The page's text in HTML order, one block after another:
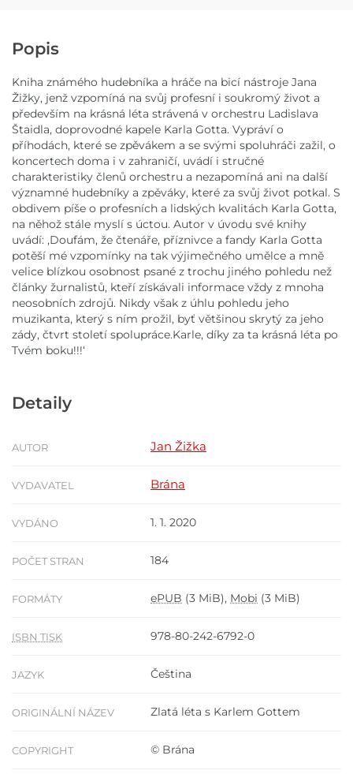
Popis
Kniha známého hudebníka a hráče na bicí nástroje Jana
Žižky, jenž vzpomíná na svůj profesní i soukromý život a
především na krásná léta strávená v orchestru Ladislava
Štaidla, doprovodné kapele Karla Gotta. Vypráví o
příhodách, které se zpěvákem a se svými spoluhráči zažil, o
koncertech doma i v zahraničí, uvádí i stručné
charakteristiky členů orchestru a nezapomíná ani na další
významné hudebníky a zpěváky, které za svůj život potkal. S
obdivem píše o profesních a lidských kvalitách Karla Gotta,
na něhož stále myslí s úctou. Autor v úvodu své knihy
uvádí: ,Doufám, že čtenáře, příznivce a fandy Karla Gotta
potěší mé vzpomínky na tak výjimečného umělce a mně
velice blízkou osobnost psané z trochu jiného pohledu než
články žurnalistů, kteří získávali informace vždy z mnoha
neosobních zdrojů. Nikdy však z úhlu pohledu jeho
muzikanta, který s ním prožil, byť většinou skrytý za jeho
zády, čtvrt století spolupráce.Karle, díky za ta krásná léta po
Tvém boku!!!‘
Detaily
AUTOR Jan Žižka
VYDAVATEL Brána
VYDÁNO 1. 1. 2020
POČET STRAN 184
FORMÁTY ePUB (3 MiB), Mobi (3 MiB)
ISBN TISK 978-80-242-6792-0
JAZYK Čeština
ORIGINÁLNÍ NÁZEV Zlatá léta s Karlem Gottem
COPYRIGHT © Brána